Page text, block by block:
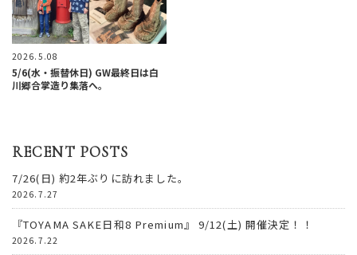
RECENT POSTS
7/26(日) 約2年ぶりに訪れました。
2026.7.27
『TOYAMA SAKE日和8 Premium』 9/12(土) 開催決定！！
2026.7.22
2026.5.08
5/6(水・振替休日) GW最終日は白
川郷合掌造り集落へ。